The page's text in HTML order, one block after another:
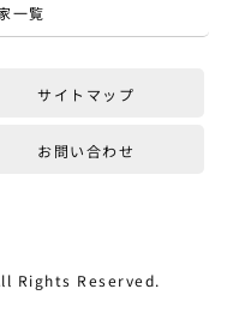
一覧
サイトマップ
お問い合わせ
Rights Reserved.